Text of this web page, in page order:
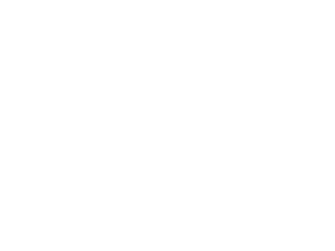
chez un
Mortalité
rapport
taux élevé